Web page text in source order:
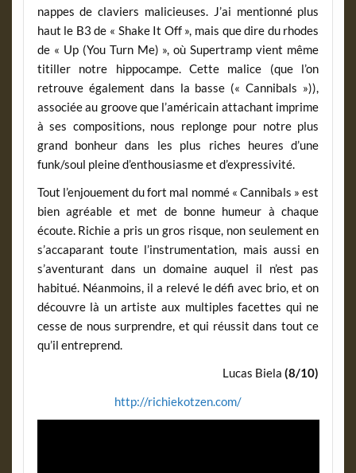
nappes de claviers malicieuses. J’ai mentionné plus
haut le B3 de « Shake It Off », mais que dire du rhodes
de « Up (You Turn Me) », où Supertramp vient même
titiller notre hippocampe. Cette malice (que l’on
retrouve également dans la basse (« Cannibals »)),
associée au groove que l’américain attachant imprime
à ses compositions, nous replonge pour notre plus
grand bonheur dans les plus riches heures d’une
funk/soul pleine d’enthousiasme et d’expressivité.
Tout l’enjouement du fort mal nommé « Cannibals » est
bien agréable et met de bonne humeur à chaque
écoute. Richie a pris un gros risque, non seulement en
s’accaparant toute l’instrumentation, mais aussi en
s’aventurant dans un domaine auquel il n’est pas
habitué. Néanmoins, il a relevé le défi avec brio, et on
découvre là un artiste aux multiples facettes qui ne
cesse de nous surprendre, et qui réussit dans tout ce
qu’il entreprend.
Lucas Biela(8/10)
http://richiekotzen.com/